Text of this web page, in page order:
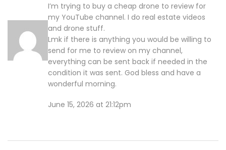
I’m trying to buy a cheap drone to review for
my YouTube channel. I do real estate videos
and drone stuff.
Lmk if there is anything you would be willing to
send for me to review on my channel,
everything can be sent back if needed in the
condition it was sent. God bless and have a
wonderful morning.
June 15, 2026 at 21:12pm